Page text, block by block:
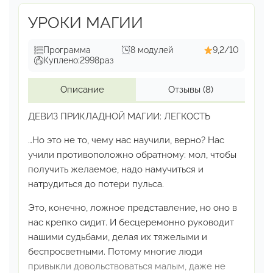
УРОКИ МАГИИ
Программа 8 модулей
9,2/10
Куплено:2998раз
Описание Отзывы (8)
ДЕВИЗ ПРИКЛАДНОЙ МАГИИ: ЛЕГКОСТЬ
…Но это не то, чему нас научили, верно? Нас
учили противоположно обратному: мол, чтобы
получить желаемое, надо намучиться и
натрудиться до потери пульса.
Это, конечно, ложное представление, но оно в
нас крепко сидит. И бесцеремонно руководит
нашими судьбами, делая их тяжелыми и
беспросветными. Потому многие люди
привыкли довольствоваться малым, даже не